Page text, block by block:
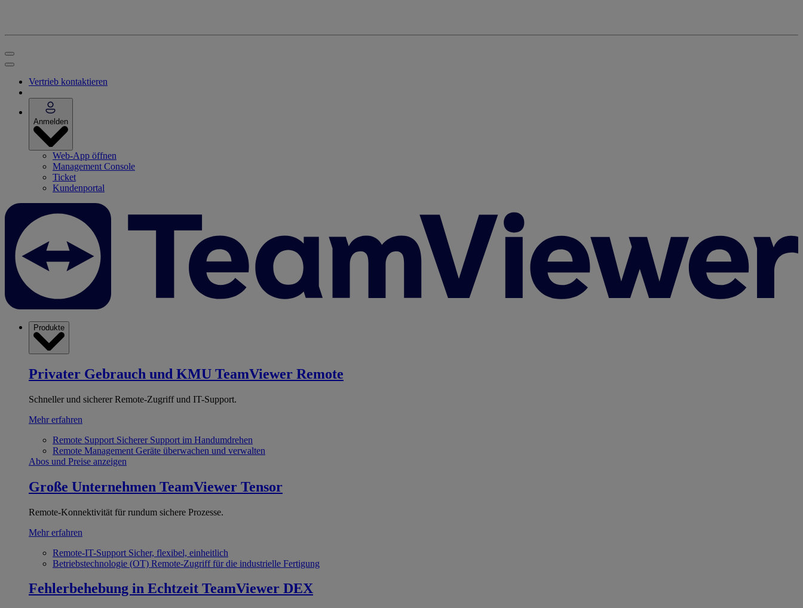
Vertrieb kontaktieren
Anmelden
Web-App öffnen
Management Console
Ticket
Kundenportal
Produkte
Privater Gebrauch und KMU TeamViewer Remote
Schneller und sicherer Remote-Zugriff und IT-Support.
Mehr erfahren
Remote Support Sicherer Support im Handumdrehen
Remote Management Geräte überwachen und verwalten
Abos und Preise anzeigen
Große Unternehmen TeamViewer Tensor
Remote-Konnektivität für rundum sichere Prozesse.
Mehr erfahren
Remote-IT-Support Sicher, flexibel, einheitlich
Betriebstechnologie (OT) Remote-Zugriff für die industrielle Fertigung
Fehlerbehebung in Echtzeit TeamViewer DEX